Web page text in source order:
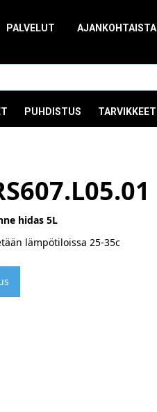
PALVELUT AJANKOHTAISTA
PUHDISTUS TARVIKKEET
hidas 5L
lämpötiloissa 25-35c